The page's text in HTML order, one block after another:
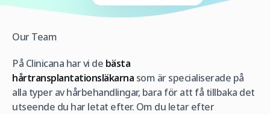
Our Team
På Clinicana har vi de bästa
hårtransplantationsläkarna som är specialiserade på
alla typer av hårbehandlingar, bara för att få tillbaka det
utseende du har letat efter. Om du letar efter